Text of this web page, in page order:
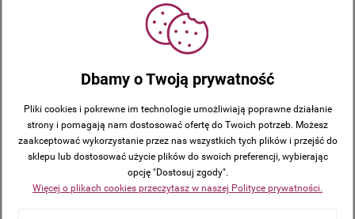
Kadzidło stożkowe lawenda do
modlitwy i wyciszenia
Kadzidło stożkowe lotos do
modlitwy i wyciszenia
Dbamy o Twoją prywatność
Pliki cookies i pokrewne im technologie umożliwiają poprawne działanie
strony i pomagają nam dostosować ofertę do Twoich potrzeb. Możesz
zaakceptować wykorzystanie przez nas wszystkich tych plików i przejść do
sklepu lub dostosować użycie plików do swoich preferencji, wybierając
opcję "Dostosuj zgody".
Więcej o plikach cookies przeczytasz w naszej Polityce prywatności.